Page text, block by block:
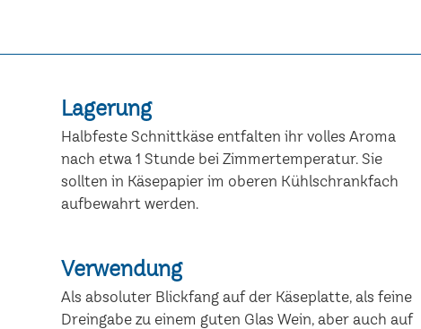
Lagerung
Halbfeste Schnittkäse entfalten ihr volles Aroma
nach etwa 1 Stunde bei Zimmertemperatur. Sie
sollten in Käsepapier im oberen Kühlschrankfach
aufbewahrt werden.
Verwendung
Als absoluter Blickfang auf der Käseplatte, als feine
Dreingabe zu einem guten Glas Wein, aber auch auf